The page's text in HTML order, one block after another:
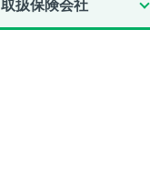
取扱保険会社